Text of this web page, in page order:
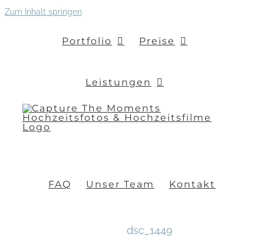
Zum Inhalt springen
Portfolio Preise
Leistungen
FAQ Unser Team Kontakt
dsc_1449